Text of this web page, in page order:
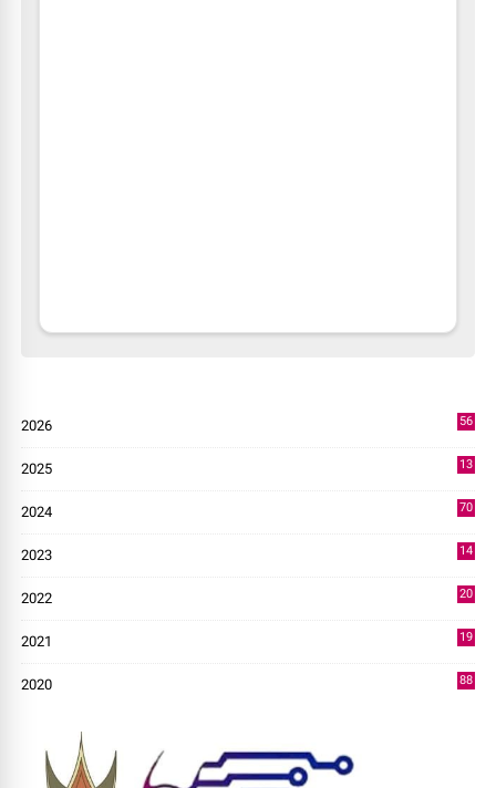
2026
56
2025
13
2024
70
2023
14
2022
20
2021
19
2020
88